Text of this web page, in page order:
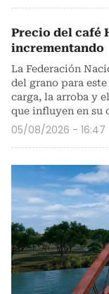
Precio del café
incrementando
La Federación
del grano para
carga, la arroba y
que influyen en su
05/08/2026 - 16:47